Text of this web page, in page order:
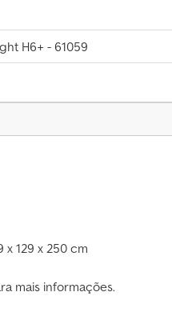
H6+ - 61059
129 x 250 cm
mais informações.